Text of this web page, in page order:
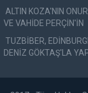
ALTIN KOZA'NIN
VE VAHİDE PERÇİN'İN
TUZBİBER,
DENİZ GÖKTAŞ'LA